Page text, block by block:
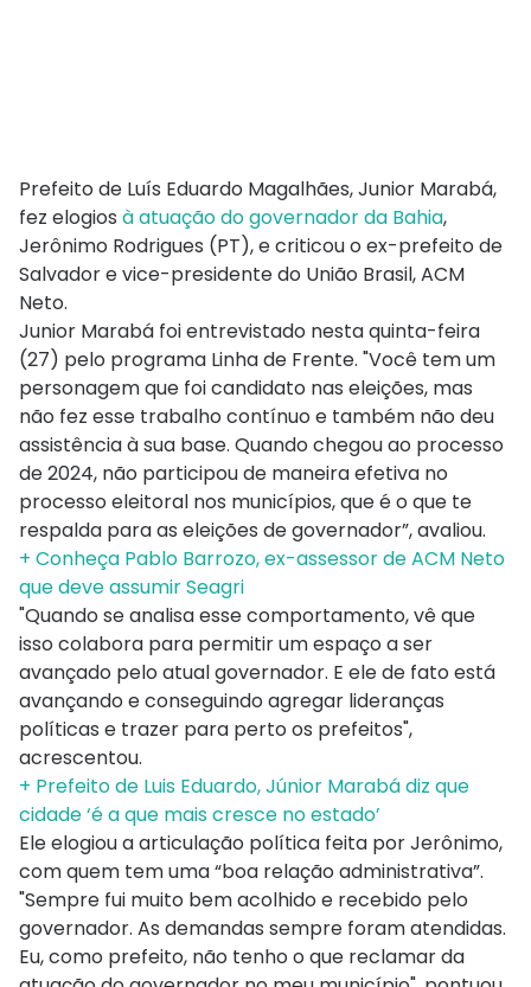
Prefeito de Luís Eduardo Magalhães, Junior Marabá,
fez elogios à atuação do governador da Bahia,
Jerônimo Rodrigues (PT), e criticou o ex-prefeito de
Salvador e vice-presidente do União Brasil, ACM
Neto.
Junior Marabá foi entrevistado nesta quinta-feira
(27) pelo programa Linha de Frente. "Você tem um
personagem que foi candidato nas eleições, mas
não fez esse trabalho contínuo e também não deu
assistência à sua base. Quando chegou ao processo
de 2024, não participou de maneira efetiva no
processo eleitoral nos municípios, que é o que te
respalda para as eleições de governador”, avaliou.
+ Conheça Pablo Barrozo, ex-assessor de ACM Neto
que deve assumir Seagri
"Quando se analisa esse comportamento, vê que
isso colabora para permitir um espaço a ser
avançado pelo atual governador. E ele de fato está
avançando e conseguindo agregar lideranças
políticas e trazer para perto os prefeitos",
acrescentou.
+ Prefeito de Luis Eduardo, Júnior Marabá diz que
cidade ‘é a que mais cresce no estado’
Ele elogiou a articulação política feita por Jerônimo,
com quem tem uma “boa relação administrativa”.
"Sempre fui muito bem acolhido e recebido pelo
governador. As demandas sempre foram atendidas.
Eu, como prefeito, não tenho o que reclamar da